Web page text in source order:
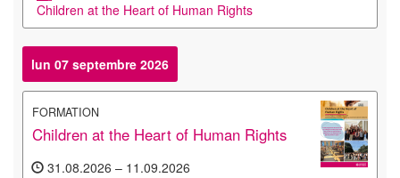
Children at the Heart of Human Rights
lun 07 septembre 2026
FORMATION
Children at the Heart of Human Rights
31.08.2026 – 11.09.2026